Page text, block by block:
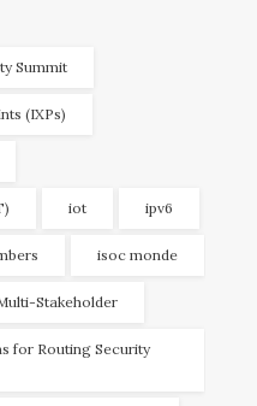
Summit
(IXPs)
iot ipv6
isoc monde
Stakeholder
for Routing Security